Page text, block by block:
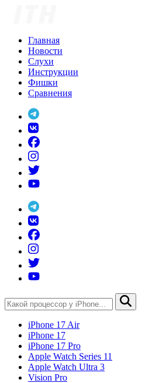
Главная
Новости
Слухи
Инструкции
Фишки
Сравнения
iPhone 17 Air
iPhone 17
iPhone 17 Pro
Apple Watch Series 11
Apple Watch Ultra 3
Vision Pro